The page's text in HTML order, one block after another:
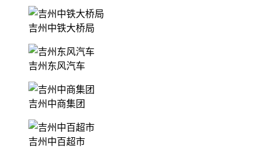
吉州中铁大桥局
吉州东风汽车
吉州中商集团
吉州中百超市